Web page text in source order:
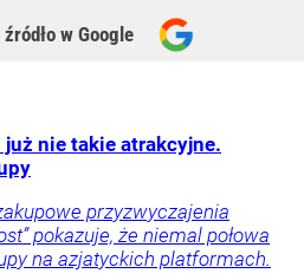
źródło w Google
nie takie atrakcyjne.
przyzwyczajenia
pokazuje, że niemal połowa
na azjatyckich platformach.